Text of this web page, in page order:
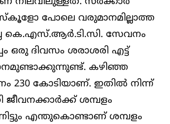
പോലെ വരുമാനമില്ലാത്ത
കെ.എസ്.ആർ.ടി.സി. സേവനം
ഒരു ദിവസം ശരാശരി എട്ട്
കഴിഞ്ഞ
230 കോടിയാണ്. ഇതിൽ നിന്ന്
ജീവനക്കാർക്ക് ശമ്പളം
എന്തുകൊണ്ടാണ് ശമ്പളം